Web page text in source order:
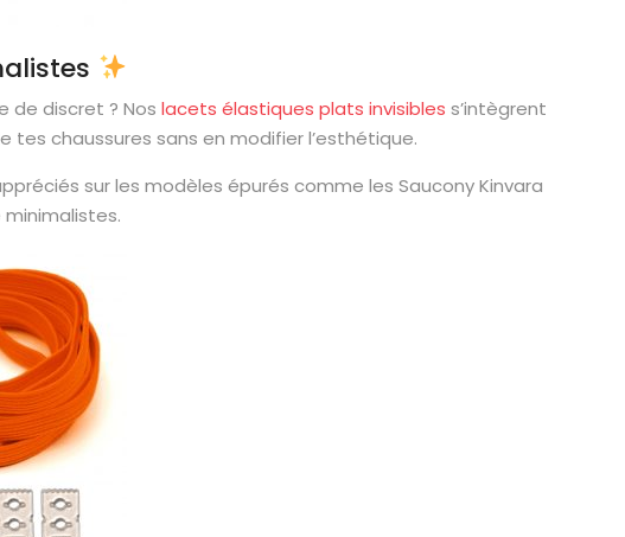
de discret ? Noslacets élastiques plats invisibles s’intègrent
chaussures sans en modifier l’esthétique.
sur les modèles épurés comme les Saucony Kinvara